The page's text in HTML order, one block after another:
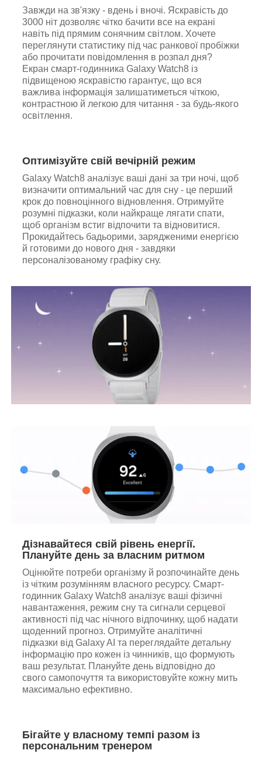
Завжди на зв'язку - вдень і вночі. Яскравість до
3000 ніт дозволяє чітко бачити все на екрані
навіть під прямим сонячним світлом. Хочете
переглянути статистику під час ранкової пробіжки
або прочитати повідомлення в розпал дня?
Екран смарт-годинника Galaxy Watch8 із
підвищеною яскравістю гарантує, що вся
важлива інформація залишатиметься чіткою,
контрастною й легкою для читання - за будь-якого
освітлення.
Оптимізуйте свій вечірній режим
Galaxy Watch8 аналізує ваші дані за три ночі, щоб
визначити оптимальний час для сну - це перший
крок до повноцінного відновлення. Отримуйте
розумні підказки, коли найкраще лягати спати,
щоб організм встиг відпочити та відновитися.
Прокидайтесь бадьорими, зарядженими енергією
й готовими до нового дня - завдяки
персоналізованому графіку сну.
Дізнавайтеся свій рівень енергії.
Плануйте день за власним ритмом
Оцінюйте потреби організму й розпочинайте день
із чітким розумінням власного ресурсу. Смарт-
годинник Galaxy Watch8 аналізує ваші фізичні
навантаження, режим сну та сигнали серцевої
активності під час нічного відпочинку, щоб надати
щоденний прогноз. Отримуйте аналітичні
підказки від Galaxy AI та переглядайте детальну
інформацію про кожен із чинників, що формують
ваш результат. Плануйте день відповідно до
свого самопочуття та використовуйте кожну мить
максимально ефективно.
Бігайте у власному темпі разом із
персональним тренером